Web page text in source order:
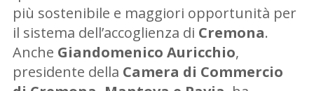
più sostenibile e maggiori opportunità per
il sistema dell’accoglienza di Cremona.
Anche Giandomenico Auricchio,
presidente della Camera di Commercio